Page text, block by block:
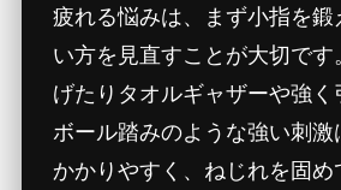
疲れる悩みは、まず小指を
い方を見直すことが大切です
げたりタオルギャザーや強く
ボール踏みのような強い刺
かかりやすく、ねじれを固